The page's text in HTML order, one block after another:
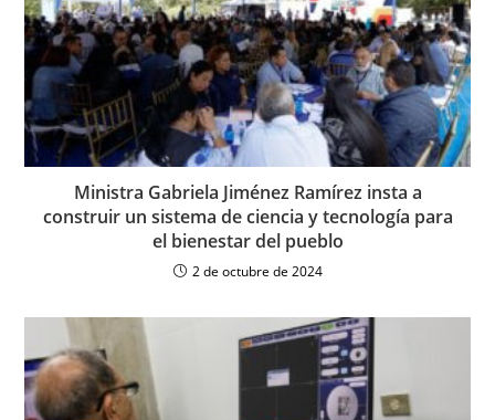
Ministra Gabriela Jiménez Ramírez insta a
construir un sistema de ciencia y tecnología para
el bienestar del pueblo
2 de octubre de 2024